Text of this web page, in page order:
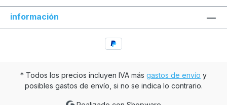
información
* Todos los precios incluyen IVA más gastos de envío y
posibles gastos de envío, si no se indica lo contrario.